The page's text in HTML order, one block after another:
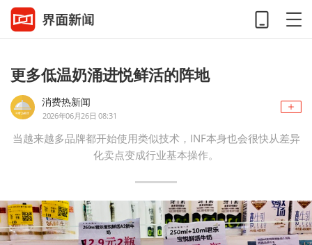
更多低温奶涌进悦鲜活的阵地
消费热新闻
2026年06月26日 08:31
当越来越多品牌都开始使用类似技术，INF本身也会很快从差异
化卖点变成行业基本操作。